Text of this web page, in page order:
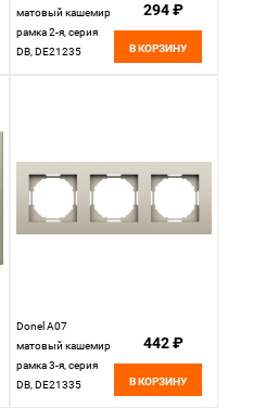
матовый кашемир
рамка 2-я, серия
DB, DE21235
294 ₽
В КОРЗИНУ
Donel A07
матовый кашемир
рамка 3-я, серия
DB, DE21335
442 ₽
В КОРЗИНУ